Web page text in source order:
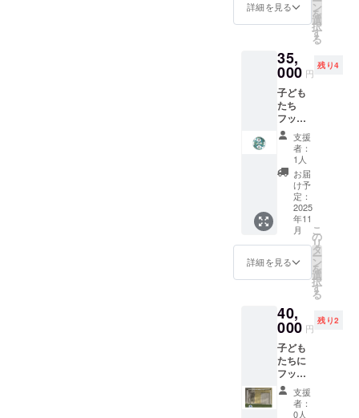
る栗林
から直
菜は可
能な範
囲での
有機無
農薬野
菜 一部
が自家
栽培お
米は契
約農家
さんか
ら減農
薬の物
を直接
買い入
れてい
ますお
肉は鹿
以外は
多く捕
獲され
る所 (猪
は九州)
から取
り寄せ
ていま
す
※aichi_
だきま
間 ・提
供方
メール
にURL
を記載
させて
いただ
きます
※購入
は、こ
ちらで
致しま
の写真
ムイン
スタグ
せてい
ただき
ます カ
ラー
コーン
プレゼ
ンター
として
参加し
間11月
後半〜4
月まで
の間 期
間内
に、1日
参加し
ていた
だけま
す 有効
期限：
R7年11
月からR
年3月末
まで 毎
週月曜
日
19:00〜
22:00の
市中学
校体育
ゼント
してい
ただい
スを着
て写真
（練習
風景の
動画）
を撮り
ます
【お礼
のメッ
セー
ジ】 感
謝の気
持ちを
込め
て、お
礼の
メッ
す それ
に写真
（動
画）を
付けて
メール
で送り
ます 11
月から
詳細を見る ン
を
選
択
す
る
35,
000 円
残り4
子ども
たち
フット
サル
ボール
を5個プ
レゼン
トする
ことが
できま
もたち
がプレ
ゼント
してい
ただい
を持っ
て写真
（練習
風景の
動画）
を撮り
ます
【お礼
のメッ
支援
者：
1人
お届
け予
定：
2025
年11
月
詳細を見る
こ
の
リ
タ
ー
ン
を
選
択
す
る
40,
000 円
残り2
子ども
たちに
フット
サル
ゴール
を１つ
支援
者：
0人